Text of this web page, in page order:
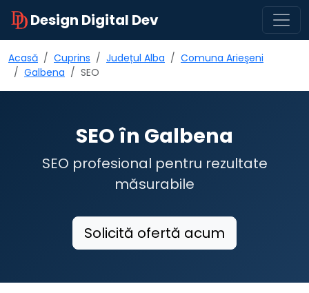
Design Digital Dev
Acasă Cuprins Județul Alba
Comuna Arieşeni
Galbena
SEO
SEO în Galbena
SEO profesional pentru rezultate
măsurabile
Solicită ofertă acum